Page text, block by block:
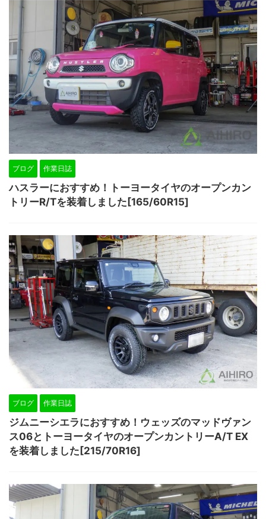
ブログ 作業日誌
ハスラーにおすすめ！トーヨータイヤのオープンカン
トリーR/Tを装着しました[165/60R15]
ブログ 作業日誌
ジムニーシエラにおすすめ！ウェッズのマッドヴァン
ス06とトーヨータイヤのオープンカントリーA/T EX
を装着しました[215/70R16]